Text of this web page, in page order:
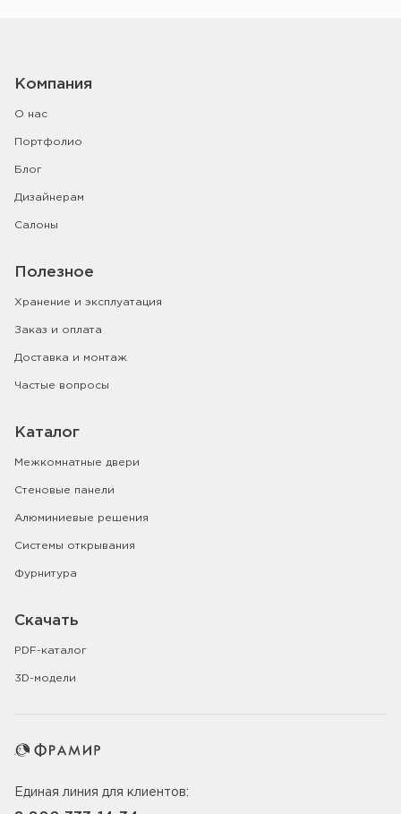
Компания
О нас
Портфолио
Блог
Дизайнерам
Салоны
Полезное
Хранение и эксплуатация
Заказ и оплата
Доставка и монтаж
Частые вопросы
Каталог
Межкомнатные двери
Стеновые панели
Алюминиевые решения
Системы открывания
Фурнитура
Скачать
PDF-каталог
3D-модели
Единая линия для клиентов: